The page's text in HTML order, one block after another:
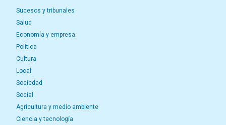
Sucesos y tribunales
Salud
Economía y empresa
Política
Cultura
Local
Sociedad
Social
Agricultura y medio ambiente
Ciencia y tecnología